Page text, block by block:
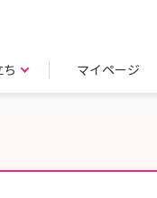
マイページ